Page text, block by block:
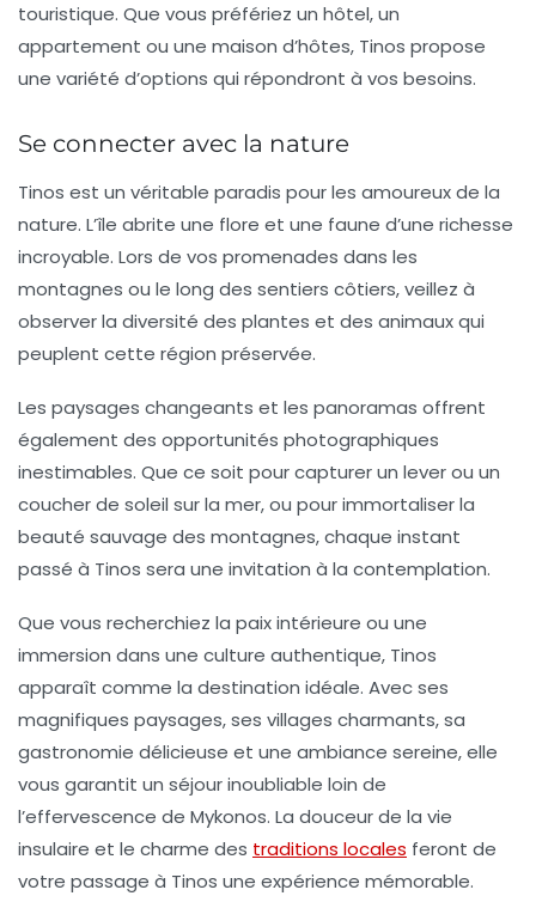
touristique. Que vous préfériez un hôtel, un
appartement ou une maison d’hôtes, Tinos propose
une variété d’options qui répondront à vos besoins.
Se connecter avec la nature
Tinos est un véritable paradis pour les amoureux de la
nature. L’île abrite une flore et une faune d’une richesse
incroyable. Lors de vos promenades dans les
montagnes ou le long des sentiers côtiers, veillez à
observer la diversité des plantes et des animaux qui
peuplent cette région préservée.
Les paysages changeants et les panoramas offrent
également des opportunités photographiques
inestimables. Que ce soit pour capturer un lever ou un
coucher de soleil sur la mer, ou pour immortaliser la
beauté sauvage des montagnes, chaque instant
passé à Tinos sera une invitation à la contemplation.
Que vous recherchiez la paix intérieure ou une
immersion dans une culture authentique, Tinos
apparaît comme la destination idéale. Avec ses
magnifiques paysages, ses villages charmants, sa
gastronomie délicieuse et une ambiance sereine, elle
vous garantit un séjour inoubliable loin de
l’effervescence de Mykonos. La douceur de la vie
insulaire et le charme des traditions locales feront de
votre passage à Tinos une expérience mémorable.